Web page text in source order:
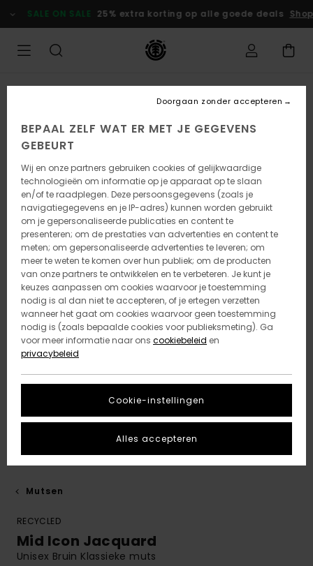
naar
Productinformatie
SALE ON SALE 25% extra korting op alle goede deals
Mutsen
RECYCLED
Mid Icon Jacquard
Unisex Bruin Klassieke muts
BEPAAL ZELF WAT ER MET JE GEGEVENS
GEBEURT
Wij en onze partners gebruiken cookies of gelijkwaardige
technologieën om informatie op je apparaat op te slaan
en/of te raadplegen. Deze persoonsgegevens (zoals je
navigatiegegevens en je IP-adres) kunnen worden gebruikt
om je gepersonaliseerde publicaties en content te
presenteren; om de prestaties van advertenties en content te
meten; om gepersonaliseerde advertenties te leveren; om
meer te weten te komen over hun publiek; om de producten
van onze partners te ontwikkelen en te verbeteren. Je kunt je
keuzes aanpassen om cookies waarvoor je toestemming
nodig is al dan niet te accepteren, of je ertegen verzetten
wanneer het gaat om cookies waarvoor geen toestemming
nodig is (zoals bepaalde cookies voor publieksmeting). Ga
voor meer informatie naar ons cookiebeleid en
privacybeleid
Cookie-instellingen
Doorgaan zonder accepteren
Alles accepteren